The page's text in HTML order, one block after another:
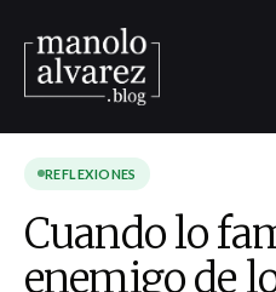
REFLEXIONES
Cuando lo
enemigo de